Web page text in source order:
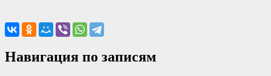
Навигация по записям